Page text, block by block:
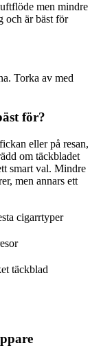
men mindre
och är bäst för
Torka av med
för?
eller på resan,
om täckbladet
smart val. Mindre
men annars ett
cigarrtyper
täckblad